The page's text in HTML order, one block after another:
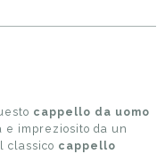
cappello da uomo
impreziosito da un
classico cappello